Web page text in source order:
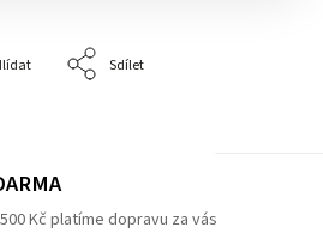
Sdílet
Kč platíme dopravu za vás